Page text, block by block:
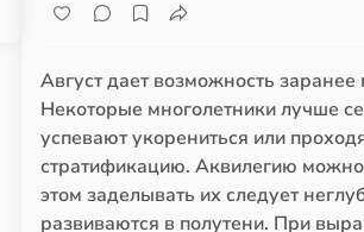
Август дает возможность
Некоторые многолетники лучше
успевают укорениться или
стратификацию. Аквилегию можно
этом заделывать их следует
развиваются в полутени. При